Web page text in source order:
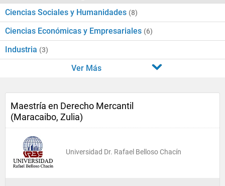
Ciencias Sociales y Humanidades (8)
Ciencias Económicas y Empresariales (6)
Industria (3)
Ver Más
Maestría en Derecho Mercantil
(Maracaibo, Zulia)
Universidad Dr. Rafael Belloso Chacín